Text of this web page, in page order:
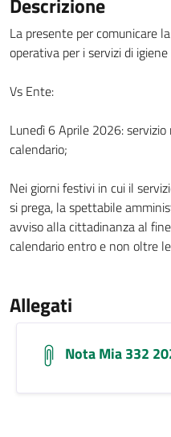
La presente per comunicare
operativa per i servizi di
Vs Ente:
Lunedì 6 Aprile 2026:
calendario;
Nei giorni festivi in cui il
si prega, la spettabile
avviso alla cittadinanza al
calendario entro e non oltre
Allegati
Nota Mia 332